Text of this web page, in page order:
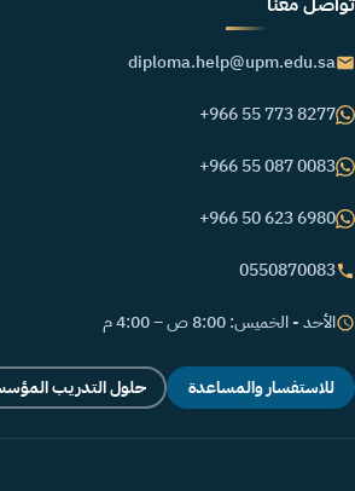
diploma.help@upm.edu.sa
+966 55 773 8277
+966 55 087 0083
+966 50 623 6980
0550870083
الأحد - الخميس: 8:00 ص – 4:00 م
للاستفسار والمساعدة حلول التدريب